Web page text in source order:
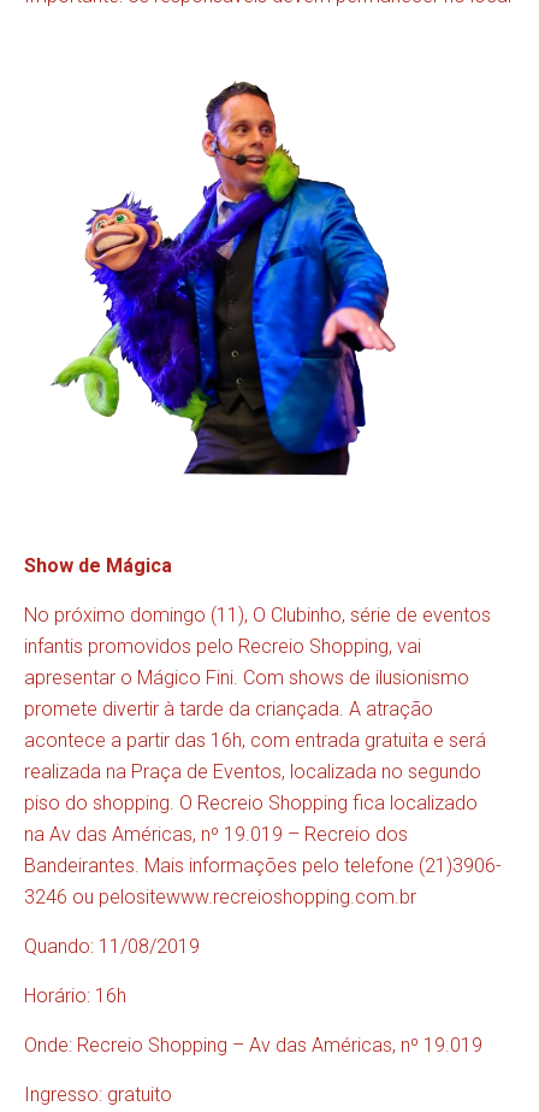
Show de Mágica
No próximo domingo (11), O Clubinho, série de eventos
infantis promovidos pelo Recreio Shopping, vai
apresentar o Mágico Fini. Com shows de ilusionismo
promete divertir à tarde da criançada. A atração
acontece a partir das 16h, com entrada gratuita e será
realizada na Praça de Eventos, localizada no segundo
piso do shopping. O Recreio Shopping fica localizado
na Av das Américas, nº 19.019 – Recreio dos
Bandeirantes. Mais informações pelo telefone (21)3906-
3246 ou pelositewww.recreioshopping.com.br
Quando: 11/08/2019
Horário: 16h
Onde: Recreio Shopping – Av das Américas, nº 19.019
Ingresso: gratuito